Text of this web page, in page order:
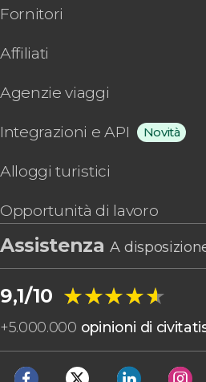
Fornitori
Affiliati
Agenzie viaggi
Integrazioni e API Novità
Alloggi turistici
Opportunità di lavoro
AssistenzaA
9,1/10 ★★★★★
★★★★★
+5.000.000 opinioni di